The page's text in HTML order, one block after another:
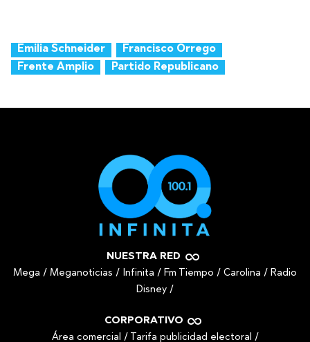
Emilia Schneider
Francisco Orrego
Frente Amplio
Partido Republicano
NUESTRA RED
Mega / Meganoticias / Infinita / Fm Tiempo / Carolina / Radio
Disney /
CORPORATIVO
Área comercial / Tarifa publicidad electoral /